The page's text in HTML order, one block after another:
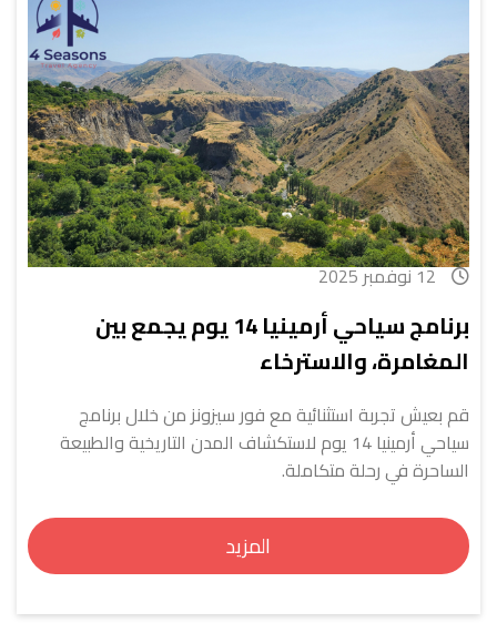
12 نوفمبر 2025
برنامج سياحي أرمينيا 14 يوم يجمع بين
المغامرة، والاسترخاء
قم بعيش تجربة استثنائية مع فور سيزونز من خلال برنامج
سياحي أرمينيا 14 يوم لاستكشاف المدن التاريخية والطبيعة
الساحرة في رحلة متكاملة.
المزيد